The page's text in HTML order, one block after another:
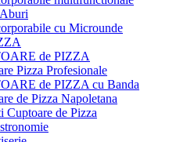
cu Microunde
de PIZZA
Pizza Profesionale
de PIZZA cu Banda
de Pizza Napoletana
Cuptoare de Pizza